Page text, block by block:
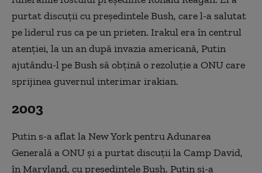
purtat discuţii cu preşedintele Bush, care l-a salutat
pe liderul rus ca pe un prieten. Irakul era în centrul
atenţiei, la un an după invazia americană, Putin
ajutându-l pe Bush să obţină o rezoluţie a ONU care
sprijinea guvernul interimar irakian.
2003
Putin s-a aflat la New York pentru Adunarea
Generală a ONU şi a purtat discuţii la Camp David,
în Maryland, cu preşedintele Bush. Putin şi-a